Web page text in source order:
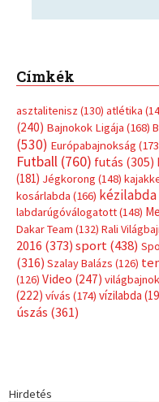
Címkék
asztalitenisz (130) atlétika
(240) Bajnokok Ligája (168)
(530) Európabajnokság
Futball (760) futás (305)
(181) Jégkorong (148)
kosárlabda (166) kézilabda
labdarúgóválogatott(148)
Dakar Team (132) Rali
2016 (373) sport(438)
(316) Szalay Balázs (126)
(126) Video (247)
(222) vívás (174) vízilabda
úszás (361)
Hirdetés